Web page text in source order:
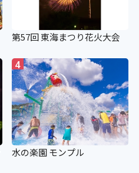
第57回 東海まつり花火大会
4
水の楽園 モンプル